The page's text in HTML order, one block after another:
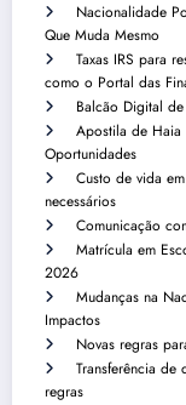
Nacionalidade
Que Muda Mesmo
Taxas IRS para
como o Portal das
Balcão Digital
Apostila de Haia
Oportunidades
Custo de vida
necessários
Comunicação
Matrícula em
2026
Mudanças na
Impactos
Novas regras
Transferência
regras